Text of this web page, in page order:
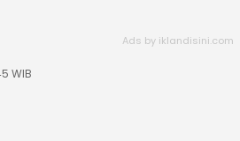
WIB